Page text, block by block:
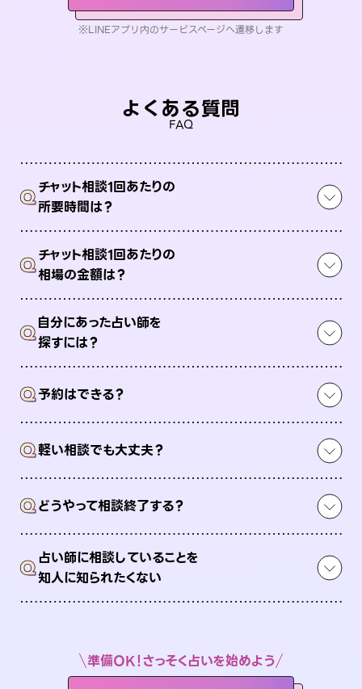
※LINEアプリ内のサービスページへ遷移します
よくある質問
FAQ
Qチャット相談1回あたりの
所要時間は？
Qチャット相談1回あたりの
相場の金額は？
Q自分にあった占い師を
探すには？
Q予約はできる？
Q軽い相談でも大丈夫？
Qどうやって相談終了する？
Q占い師に相談していることを
知人に知られたくない
準備OK！さっそく占いを始めよう